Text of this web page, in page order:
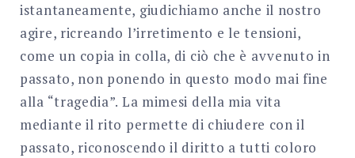
istantaneamente, giudichiamo anche il nostro
agire, ricreando l’irretimento e le tensioni,
come un copia in colla, di ciò che è avvenuto in
passato, non ponendo in questo modo mai fine
alla “tragedia”. La mimesi della mia vita
mediante il rito permette di chiudere con il
passato, riconoscendo il diritto a tutti coloro